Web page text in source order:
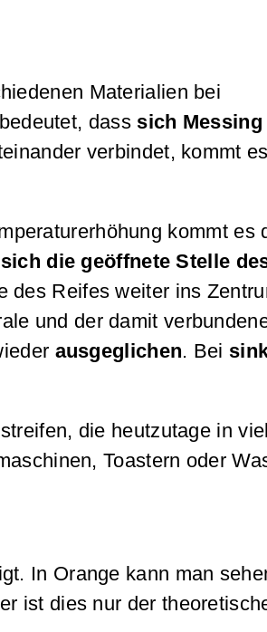
Materialien bei
dass sich
verbindet, kommt
kommt es
die geöffnete Stelle
des Reifes weiter ins
und der damit
ausgeglichen. Bei
die heutzutage in
Toastern oder
In Orange kann man
ist dies nur der